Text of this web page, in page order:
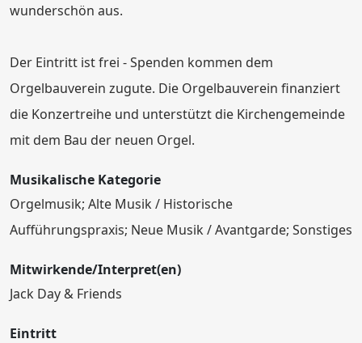
wunderschön aus.
Der Eintritt ist frei - Spenden kommen dem
Orgelbauverein zugute. Die Orgelbauverein finanziert
die Konzertreihe und unterstützt die Kirchengemeinde
mit dem Bau der neuen Orgel.
Musikalische Kategorie
Orgelmusik; Alte Musik / Historische
Aufführungspraxis; Neue Musik / Avantgarde; Sonstiges
Mitwirkende/Interpret(en)
Jack Day & Friends
Eintritt